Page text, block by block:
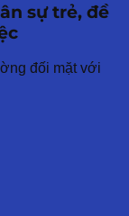
sự trẻ, đề
đối mặt với